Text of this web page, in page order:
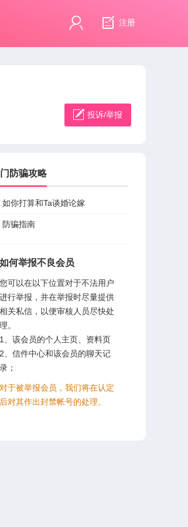
注册
投诉/举报
防骗攻略
如你打算和Ta谈婚论嫁
防骗指南
如何举报不良会员
您可以在以下位置对于不法用户
进行举报，并在举报时尽量提供
相关私信，以便审核人员尽快处
理。
1、该会员的个人主页、资料页
2、信件中心和该会员的聊天记
录；
对于被举报会员，我们将在认定
后对其作出封禁帐号的处理。